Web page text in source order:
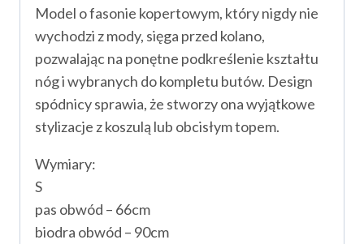
Model o fasonie kopertowym, który nigdy nie
wychodzi z mody, sięga przed kolano,
pozwalając na ponętne podkreślenie kształtu
nóg i wybranych do kompletu butów. Design
spódnicy sprawia, że stworzy ona wyjątkowe
stylizacje z koszulą lub obcisłym topem.
Wymiary:
S
pas obwód – 66cm
biodra obwód – 90cm